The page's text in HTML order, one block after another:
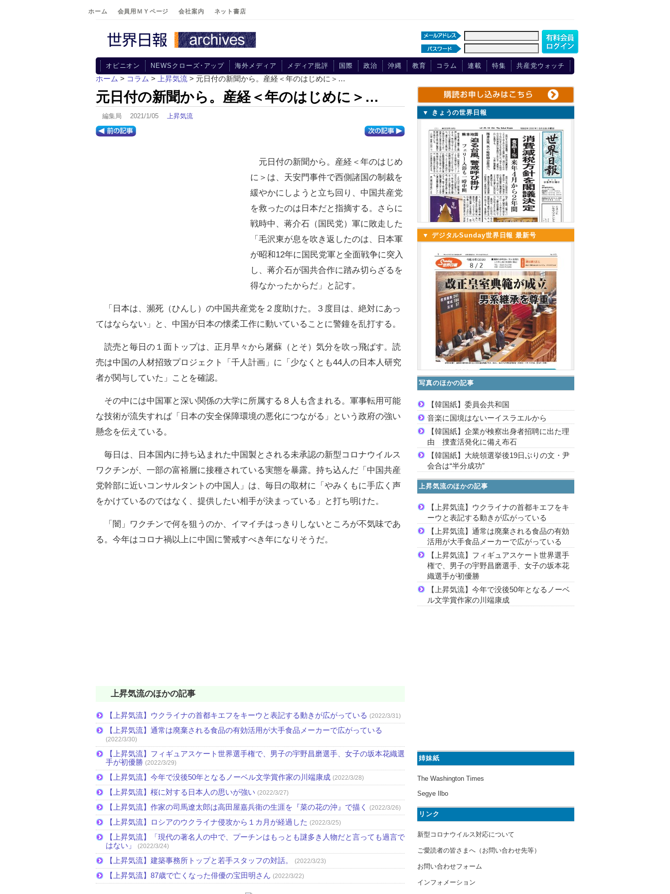
ホーム 会員用ＭＹページ 会社案内 ネット書店
オピニオン NEWSクローズ･アップ 海外メディア メディア批評 国際 政治 沖縄 教育 コラム 連載 特集 共産党ウォッチ
ホーム > コラム > 上昇気流 > 元日付の新聞から。産経＜年のはじめに＞…
元日付の新聞から。産経＜年のはじめに＞…
編集局 2021/1/05 上昇気流
元日付の新聞から。産経＜年のはじめ
に＞は、天安門事件で西側諸国の制裁を
緩やかにしようと立ち回り、中国共産党
を救ったのは日本だと指摘する。さらに
戦時中、蒋介石（国民党）軍に敗走した
「毛沢東が息を吹き返したのは、日本軍
が昭和12年に国民党軍と全面戦争に突入
し、蒋介石が国共合作に踏み切らざるを
得なかったからだ」と記す。
「日本は、瀕死（ひんし）の中国共産党を２度助けた。３度目は、絶対にあっ
てはならない」と、中国が日本の懐柔工作に動いていることに警鐘を乱打する。
読売と毎日の１面トップは、正月早々から屠蘇（とそ）気分を吹っ飛ばす。読
売は中国の人材招致プロジェクト「千人計画」に「少なくとも44人の日本人研究
者が関与していた」ことを確認。
その中には中国軍と深い関係の大学に所属する８人も含まれる。軍事転用可能
な技術が流失すれば「日本の安全保障環境の悪化につながる」という政府の強い
懸念を伝えている。
毎日は、日本国内に持ち込まれた中国製とされる未承認の新型コロナウイルス
ワクチンが、一部の富裕層に接種されている実態を暴露。持ち込んだ「中国共産
党幹部に近いコンサルタントの中国人」は、毎日の取材に「やみくもに手広く声
をかけているのではなく、提供したい相手が決まっている」と打ち明けた。
「闇」ワクチンで何を狙うのか、イマイチはっきりしないところが不気味であ
る。今年はコロナ禍以上に中国に警戒すべき年になりそうだ。
上昇気流のほかの記事
【上昇気流】ウクライナの首都キエフをキーウと表記する動きが広がっている (2022/3/31)
【上昇気流】通常は廃棄される食品の有効活用が大手食品メーカーで広がっている
(2022/3/30)
【上昇気流】フィギュアスケート世界選手権で、男子の宇野昌磨選手、女子の坂本花織選
手が初優勝 (2022/3/29)
【上昇気流】今年で没後50年となるノーベル文学賞作家の川端康成 (2022/3/28)
【上昇気流】桜に対する日本人の思いが強い (2022/3/27)
【上昇気流】作家の司馬遼太郎は高田屋嘉兵衛の生涯を『菜の花の沖』で描く (2022/3/26)
【上昇気流】ロシアのウクライナ侵攻から１カ月が経過した (2022/3/25)
【上昇気流】「現代の著名人の中で、プーチンはもっとも謎多き人物だと言っても過言で
はない」
(2022/3/24)
【上昇気流】建築事務所トップと若手スタッフの対話。 (2022/3/23)
【上昇気流】87歳で亡くなった俳優の宝田明さん (2022/3/22)
▼ きょうの世界日報
▼ デジタルSunday世界日報 最新号
写真のほかの記事
【韓国紙】委員会共和国
音楽に国境はないーイスラエルから
【韓国紙】企業が検察出身者招聘に出た理
由 捜査活発化に備え布石
【韓国紙】大統領選挙後19日ぶりの文・尹
会合は“半分成功”
上昇気流のほかの記事
【上昇気流】ウクライナの首都キエフをキ
ーウと表記する動きが広がっている
【上昇気流】通常は廃棄される食品の有効
活用が大手食品メーカーで広がっている
【上昇気流】フィギュアスケート世界選手
権で、男子の宇野昌磨選手、女子の坂本花
織選手が初優勝
【上昇気流】今年で没後50年となるノーベ
ル文学賞作家の川端康成
姉妹紙
The Washington Times
Segye Ilbo
リンク
新型コロナウイルス対応について
ご愛読者の皆さまへ（お問い合わせ先等）
お問い合わせフォーム
インフォメーション